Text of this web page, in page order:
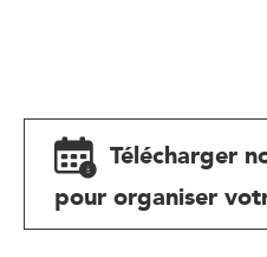
Télécharger
pour organiser